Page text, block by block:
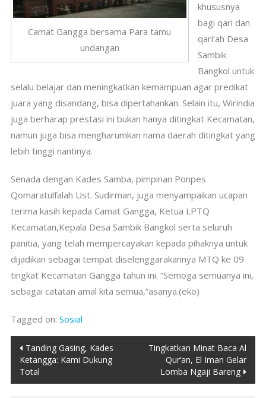
Camat Gangga bersama Para tamu
undangan
khususnya
bagi qari dan
qari’ah Desa
Sambik
Bangkol untuk
selalu belajar dan meningkatkan kemampuan agar predikat
juara yang disandang, bisa dipertahankan. Selain itu, Wirindia
juga berharap prestasi ini bukan hanya ditingkat Kecamatan,
namun juga bisa mengharumkan nama daerah ditingkat yang
lebih tinggi nantinya.
Senada dengan Kades Samba, pimpinan Ponpes
Qomaratulfalah Ust. Sudirman, juga menyampaikan ucapan
terima kasih kepada Camat Gangga, Ketua LPTQ
Kecamatan,Kepala Desa Sambik Bangkol serta seluruh
panitia, yang telah mempercayakan kepada pihaknya untuk
dijadikan sebagai tempat diselenggarakannya MTQ ke 09
tingkat Kecamatan Gangga tahun ini. “Semoga semuanya ini,
sebagai catatan amal kita semua,”asanya.(eko)
Tagged on: Sosial
Post
navigation
Tanding Gasing, Kades
Ketangga: Kami Dukung
Total
Tingkatkan Minat Baca Al
Qur’an, El Iman Gelar
Lomba Ngaji Bareng